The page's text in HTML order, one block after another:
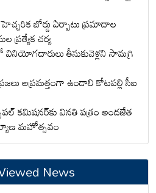
హెచ్చరిక బోర్డు ఏర్పాటు ప్రమాదాల
ప్రత్యేక చర్య
తీసుకువెళ్లని సామగ్రి
అప్రమత్తంగా ఉండాలి కోటపల్లి సీఐ
కమిషనర్‌కు వినతి పత్రం అందజేత
మహోత్సవం
News